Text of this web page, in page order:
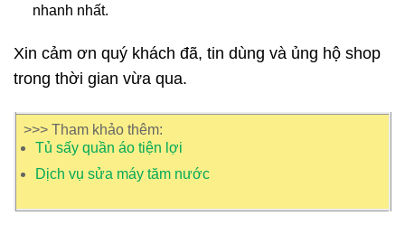
nhanh nhất.
Xin cảm ơn quý khách đã, tin dùng và ủng hộ shop
trong thời gian vừa qua.
>>> Tham khảo thêm:
Tủ sấy quần áo tiện lợi
Dịch vụ sửa máy tăm nước